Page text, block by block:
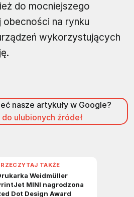
do mocniejszego
na rynku
wykorzystujących
nasze artykuły w Google?
ulubionych źródeł